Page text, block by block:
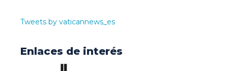
Tweets by vaticannews_es
Enlaces de interés